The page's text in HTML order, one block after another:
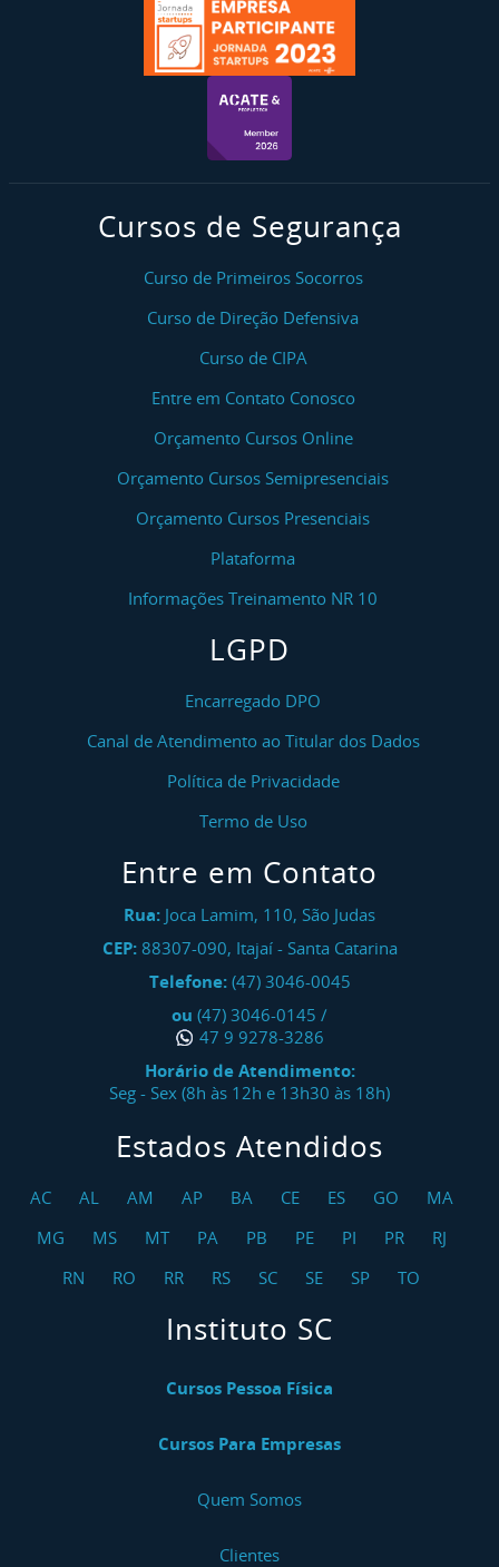
Cursos de Segurança
Curso de Primeiros Socorros
Curso de Direção Defensiva
Curso de CIPA
Entre em Contato Conosco
Orçamento Cursos Online
Orçamento Cursos Semipresenciais
Orçamento Cursos Presenciais
Plataforma
Informações Treinamento NR 10
LGPD
Encarregado DPO
Canal de Atendimento ao Titular dos Dados
Política de Privacidade
Termo de Uso
Entre em Contato
Rua: Joca Lamim, 110, São Judas
CEP: 88307-090, Itajaí- Santa Catarina
Telefone: (47) 3046-0045
ou (47) 3046-0145 /
47 9 9278-3286
Horário de Atendimento:
Seg - Sex (8h às 12h e 13h30 às 18h)
Estados Atendidos
AC AL AM AP BA CE ES GO
MA
MG
MS MT PA PB PE PI PR
RJ
RN
RO RR RS SC SE SP TO
Instituto SC
Cursos Pessoa Física
Cursos Para Empresas
Quem Somos
Clientes